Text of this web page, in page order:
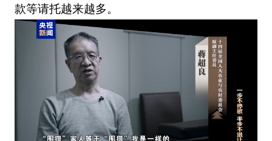
款等请托越来越多。